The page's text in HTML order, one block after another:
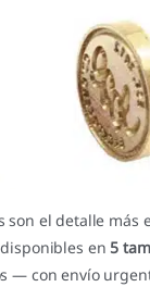
son el detalle más
en 5
— con envío